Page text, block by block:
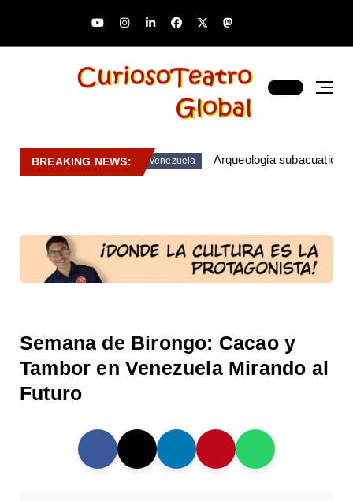
BREAKING NEWS: Venezuela Arqueologia subacuatica
Semana de Birongo: Cacao y
Tambor en Venezuela Mirando al
Futuro